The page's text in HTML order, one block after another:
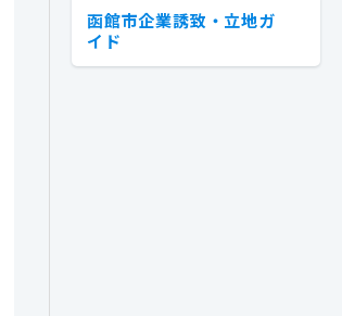
函館市企業誘致・立地ガ
イド